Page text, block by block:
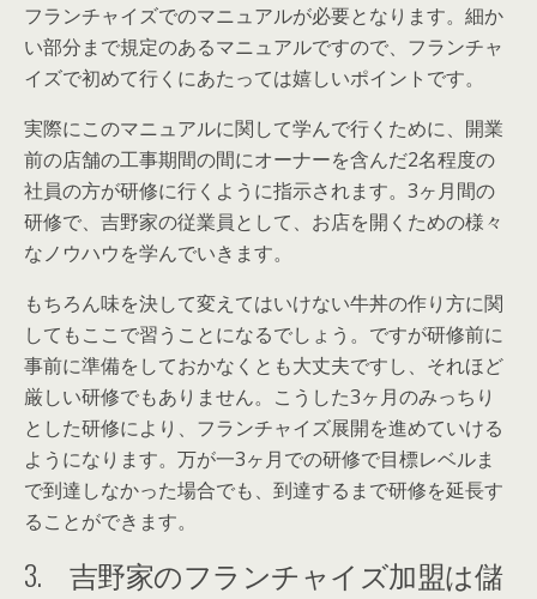
フランチャイズでのマニュアルが必要となります。細か
い部分まで規定のあるマニュアルですので、フランチャ
イズで初めて行くにあたっては嬉しいポイントです。
実際にこのマニュアルに関して学んで行くために、開業
前の店舗の工事期間の間にオーナーを含んだ2名程度の
社員の方が研修に行くように指示されます。3ヶ月間の
研修で、吉野家の従業員として、お店を開くための様々
なノウハウを学んでいきます。
もちろん味を決して変えてはいけない牛丼の作り方に関
してもここで習うことになるでしょう。ですが研修前に
事前に準備をしておかなくとも大丈夫ですし、それほど
厳しい研修でもありません。こうした3ヶ月のみっちり
とした研修により、フランチャイズ展開を進めていける
ようになります。万が一3ヶ月での研修で目標レベルま
で到達しなかった場合でも、到達するまで研修を延長す
ることができます。
3. 吉野家のフランチャイズ加盟は儲